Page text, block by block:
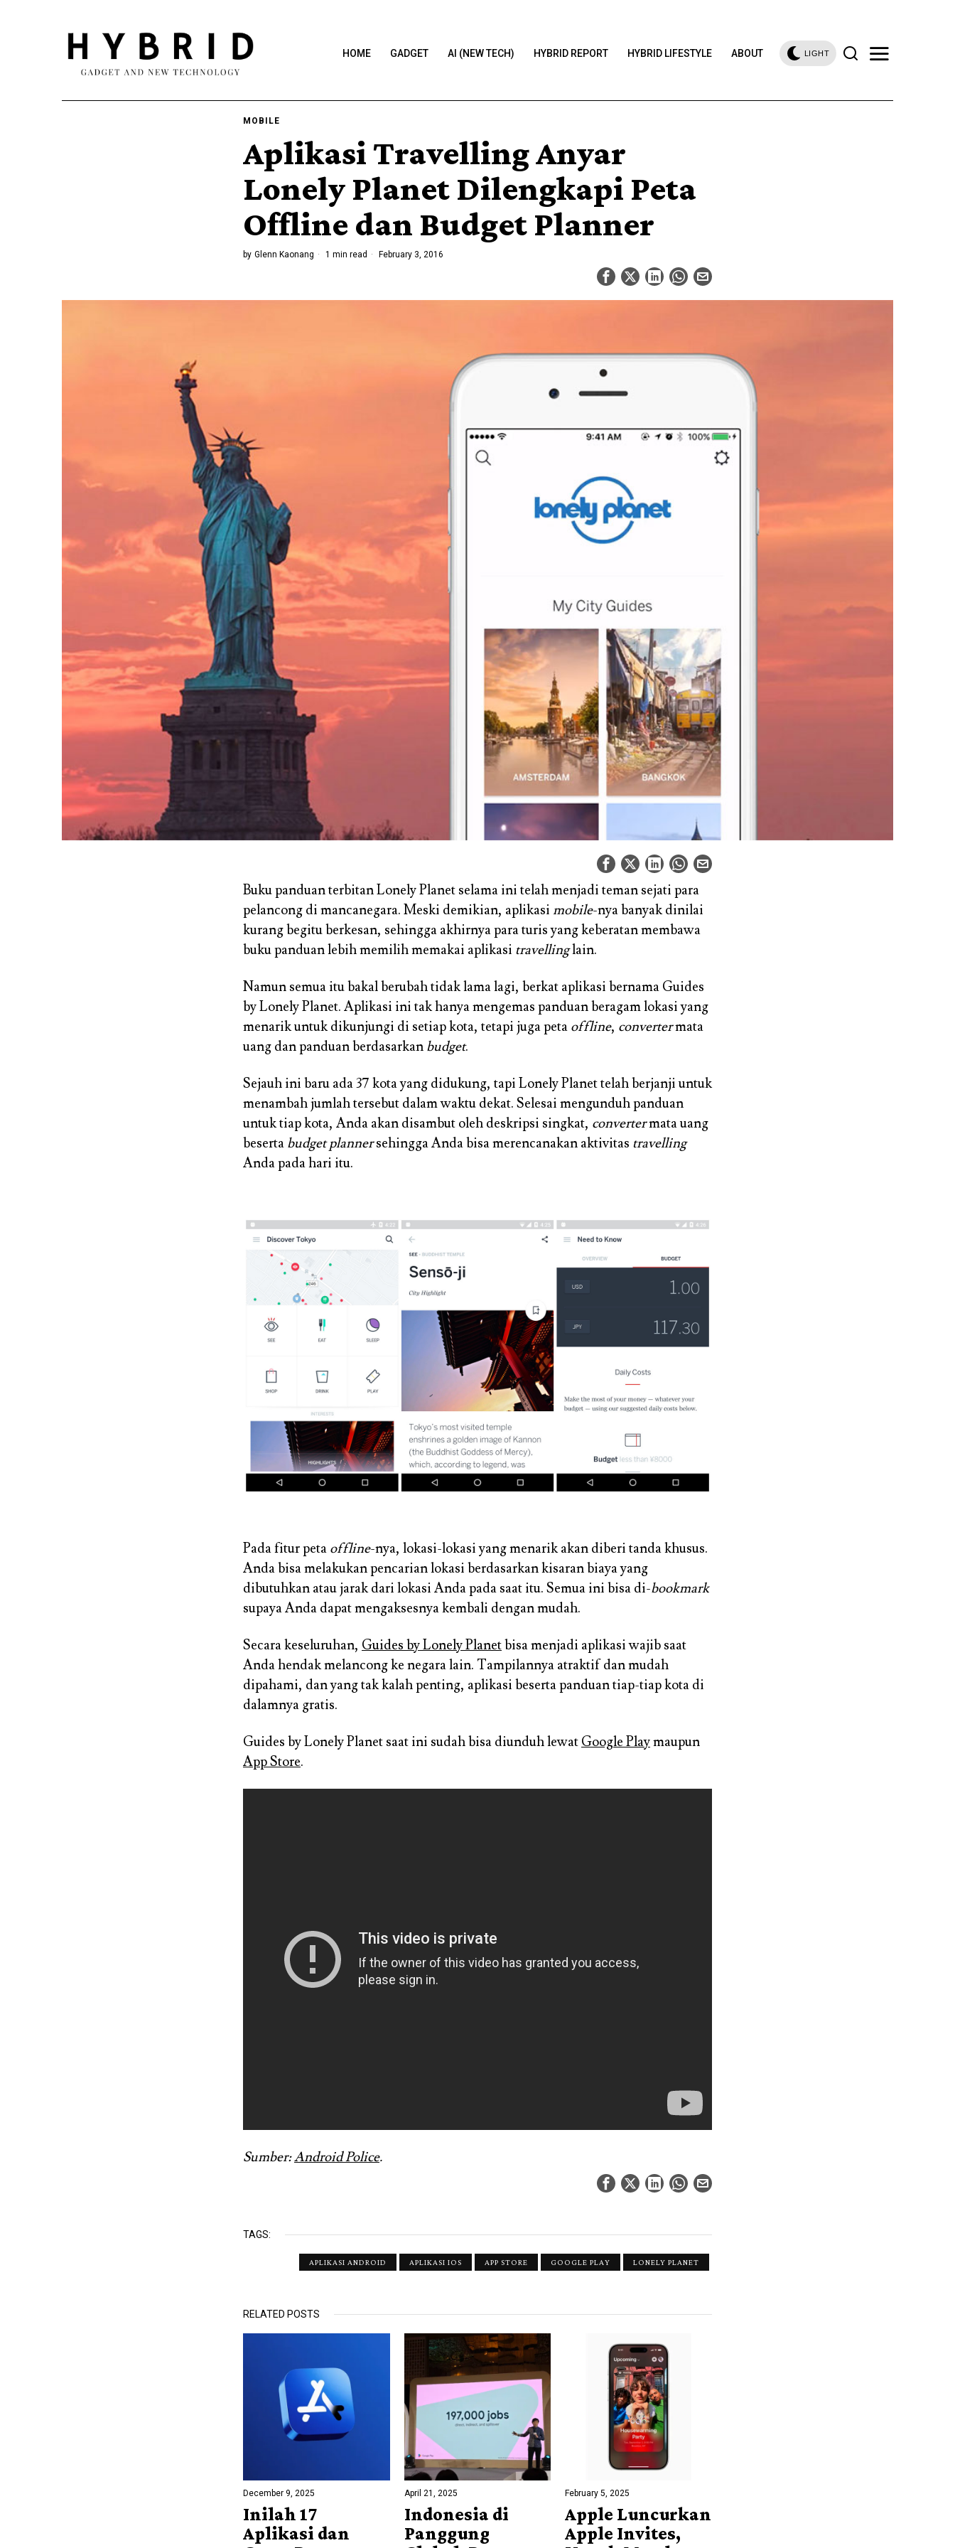
HOME GADGET AI (NEW TECH) HYBRID REPORT HYBRID LIFESTYLE ABOUT LIGHT
MOBILE
Aplikasi Travelling Anyar
Lonely Planet Dilengkapi Peta
Offline dan Budget Planner
by Glenn Kaonang 1 min read February 3, 2016
Buku panduan terbitan Lonely Planet selama ini telah menjadi teman sejati para
pelancong di mancanegara. Meski demikian, aplikasi mobile-nya banyak dinilai
kurang begitu berkesan, sehingga akhirnya para turis yang keberatan membawa
buku panduan lebih memilih memakai aplikasi travellinglain.
Namun semua itu bakal berubah tidak lama lagi, berkat aplikasi bernama Guides
by Lonely Planet. Aplikasi ini tak hanya mengemas panduan beragam lokasi yang
menarik untuk dikunjungi di setiap kota, tetapi juga peta offline, convertermata
uang dan panduan berdasarkan budget.
Sejauh ini baru ada 37 kota yang didukung, tapi Lonely Planet telah berjanji untuk
menambah jumlah tersebut dalam waktu dekat. Selesai mengunduh panduan
untuk tiap kota, Anda akan disambut oleh deskripsi singkat, convertermata uang
beserta budget plannersehingga Anda bisa merencanakan aktivitas travelling
Anda pada hari itu.
Pada fitur peta offline-nya, lokasi-lokasi yang menarik akan diberi tanda khusus.
Anda bisa melakukan pencarian lokasi berdasarkan kisaran biaya yang
dibutuhkan atau jarak dari lokasi Anda pada saat itu. Semua ini bisa di-bookmark
supaya Anda dapat mengaksesnya kembali dengan mudah.
Secara keseluruhan, Guides by Lonely Planetbisa menjadi aplikasi wajib saat
Anda hendak melancong ke negara lain. Tampilannya atraktif dan mudah
dipahami, dan yang tak kalah penting, aplikasi beserta panduan tiap-tiap kota di
dalamnya gratis.
Guides by Lonely Planet saat ini sudah bisa diunduh lewat Google Playmaupun
App Store.
Sumber:Android Police.
TAGS:
APLIKASI ANDROID APLIKASI IOS APP STORE GOOGLE PLAY LONELY PLANET
RELATED POSTS
December 9, 2025
Inilah 17
Aplikasi dan
April 21, 2025
Indonesia di
Panggung
February 5, 2025
Apple Luncurkan
Apple Invites,